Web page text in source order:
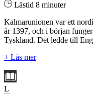
Lästid 8 minuter
Kalmarunionen var ett
år 1397, och i början
Tyskland. Det ledde till
+ Läs mer
L